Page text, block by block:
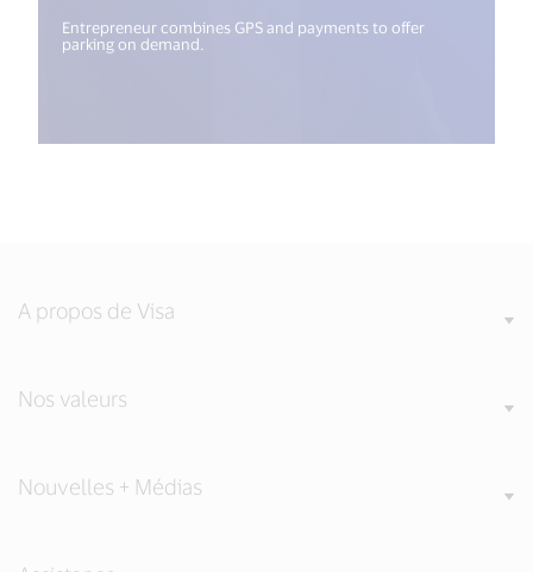
Entrepreneur combines GPS and payments to offer
parking on demand.
A propos de Visa
Nos valeurs
Nouvelles + Médias